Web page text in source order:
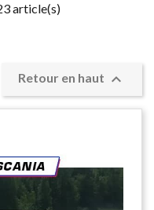
article(s)
Retour en haut 